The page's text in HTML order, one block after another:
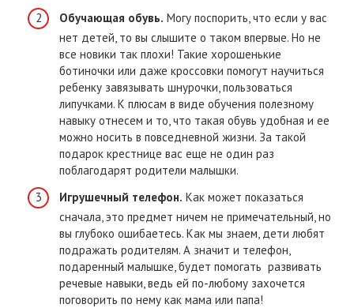
Обучающая обувь. Могу поспорить, что если у вас
нет детей, то вы слышите о таком впервые. Но не
все новики так плохи! Такие хорошенькие
ботиночки или даже кроссовки помогут научиться
ребенку завязывать шнурочки, пользоваться
липучками. К плюсам в виде обучения полезному
навыку отнесем и то, что такая обувь удобная и ее
можно носить в повседневной жизни. За такой
подарок крестнице вас еще не один раз
поблагодарят родители малышки.
Игрушечный телефон. Как может показаться
сначала, это предмет ничем не примечательный, но
вы глубоко ошибаетесь. Как мы знаем, дети любят
подражать родителям. А значит и телефон,
подаренный малышке, будет помогать развивать
речевые навыки, ведь ей по-любому захочется
поговорить по нему как мама или папа!